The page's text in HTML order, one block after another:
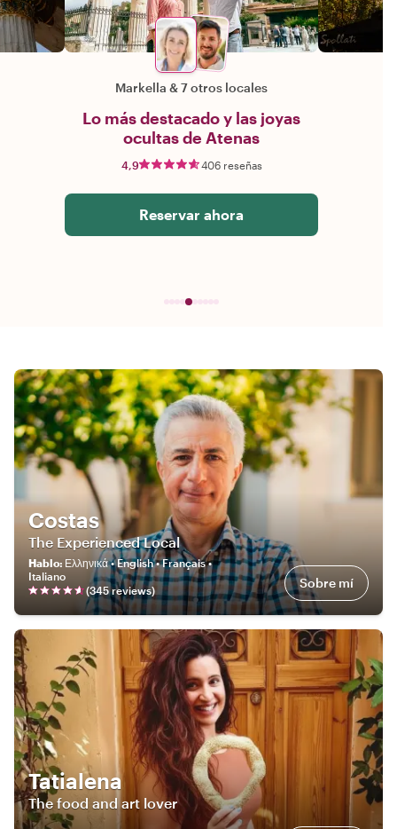
Markella &7 otros locales
Lo más destacado y las joyas
ocultas de Atenas
4,9 406 reseñas
Reservar ahora
Costas
The Experienced Local
Hablo: Ελληνικά • English • Français •
Italiano
(345reviews) Sobre mí
Tatialena
The food and art lover